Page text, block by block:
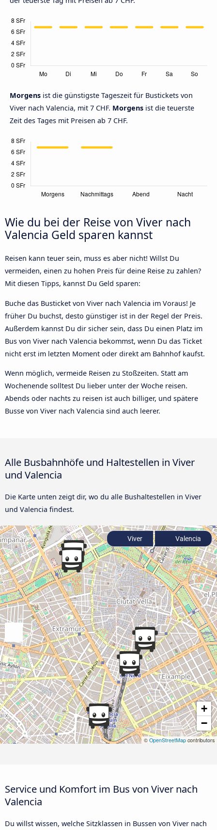
Morgens ist die günstigste Tageszeit für Bustickets von
Viver nach Valencia, mit 7 CHF. Morgens ist die teuerste
Zeit des Tages mit Preisen ab 7 CHF.
Wie du bei der Reise von Viver nach
Valencia Geld sparen kannst
Reisen kann teuer sein, muss es aber nicht! Willst Du
vermeiden, einen zu hohen Preis für deine Reise zu zahlen?
Mit diesen Tipps, kannst Du Geld sparen:
Buche das Busticket von Viver nach Valencia im Voraus! Je
früher Du buchst, desto günstiger ist in der Regel der Preis.
Außerdem kannst Du dir sicher sein, dass Du einen Platz im
Bus von Viver nach Valencia bekommst, wenn Du das Ticket
nicht erst im letzten Moment oder direkt am Bahnhof kaufst.
Wenn möglich, vermeide Reisen zu Stoßzeiten. Statt am
Wochenende solltest Du lieber unter der Woche reisen.
Abends oder nachts zu reisen ist auch billiger, und spätere
Busse von Viver nach Valencia sind auch leerer.
Alle Busbahnhöfe und Haltestellen in Viver
und Valencia
Die Karte unten zeigt dir, wo du alle Bushaltestellen in Viver
und Valencia findest.
+
−
© OpenStreetMap contributors
Viver Valencia
Service und Komfort im Bus von Viver nach
Valencia
Du willst wissen, welche Sitzklassen in Bussen von Viver nach